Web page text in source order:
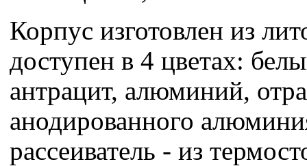
Корпус изготовлен из
доступен в 4 цветах:
антрацит, алюминий,
анодированного
рассеиватель - из